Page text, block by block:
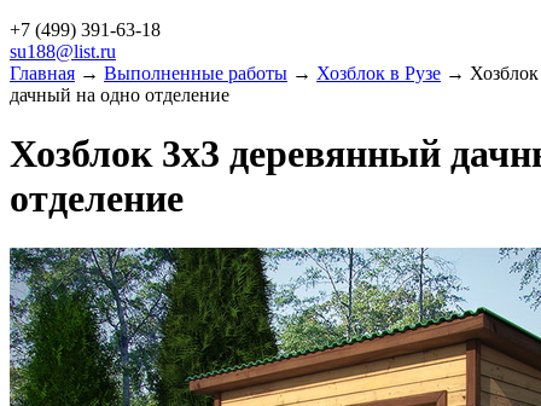
+7 (499) 391-63-18
su188@list.ru
Главная → Выполненные работы → Хозблок в Рузе → Хозблок
дачный на одно отделение
Хозблок 3х3 деревянный
отделение